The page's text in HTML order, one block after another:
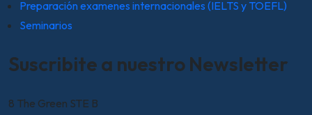
Preparación examenes internacionales (IELTS y TOEFL)
Seminarios
Suscribite a nuestro Newsletter
8 The Green STE B